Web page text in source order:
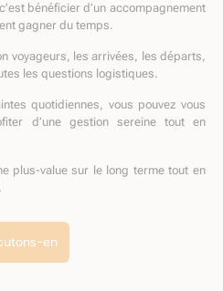
bénéficier d’un accompagnement
gagner du temps.
voyageurs, les arrivées, les départs,
les questions logistiques.
quotidiennes, vous pouvez vous
d’une gestion sereine tout en
plus-value sur le long terme tout en
en